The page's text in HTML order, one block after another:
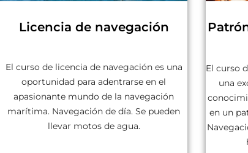
Licencia de navegación
El curso de licencia de navegación es una
oportunidad para adentrarse en el
apasionante mundo de la navegación
marítima. Navegación de día. Se pueden
llevar motos de agua.
El curso
una
en un